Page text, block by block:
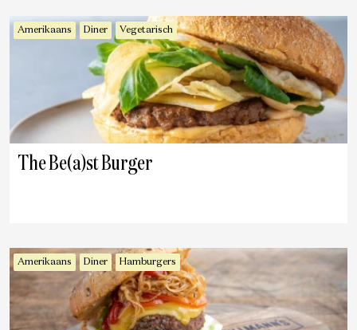
Amerikaans Diner Vegetarisch
The Be(a)st Burger
Amerikaans Diner Hamburgers